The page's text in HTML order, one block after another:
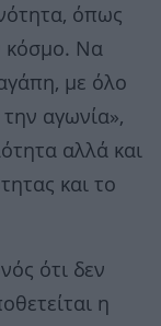
όπως
κόσμο. Να
με όλο
αγωνία»,
αλλά και
και το
ότι δεν
η